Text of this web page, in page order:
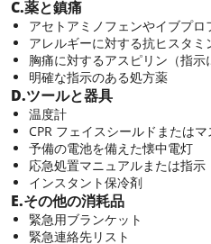
C.薬と鎮痛
アセトアミノフェンやイブプ
アレルギーに対する抗ヒスタミ
胸痛に対するアスピリン（指示
明確な指示のある処方薬
D.ツールと器具
温度計
CPR フェイスシールドまたはマ
予備の電池を備えた懐中電灯
応急処置マニュアルまたは指示
インスタント保冷剤
E.その他の消耗品
緊急用ブランケット
緊急連絡先リスト